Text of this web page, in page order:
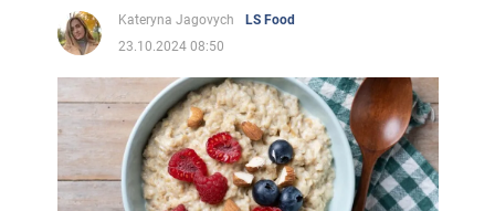
Kateryna Jagovych
LS Food
23.10.2024 08:50